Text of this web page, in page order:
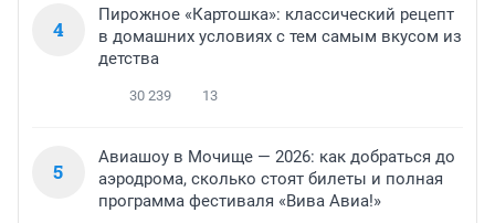
4
Пирожное «Картошка»: классический рецепт
в домашних условиях с тем самым вкусом из
детства
30 239 13
5
Авиашоу в Мочище — 2026: как добраться до
аэродрома, сколько стоят билеты и полная
программа фестиваля «Вива Авиа!»